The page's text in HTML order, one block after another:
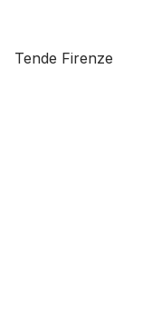
Tende Firenze